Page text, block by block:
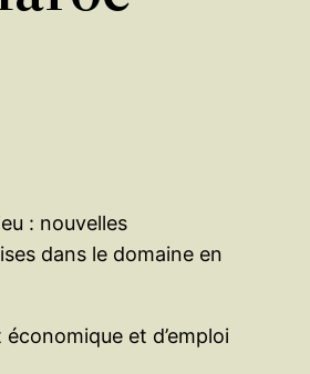
: nouvelles
dans le domaine en
et d’emploi